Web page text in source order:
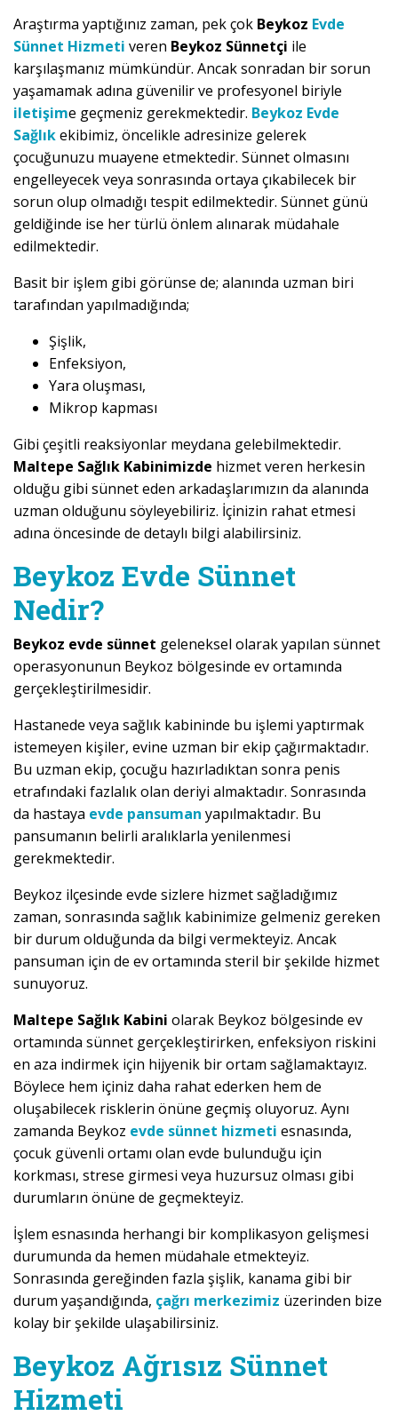
Araştırma yaptığınız zaman, pek çok Beykoz Evde
Sünnet Hizmeti veren Beykoz Sünnetçi ile
karşılaşmanız mümkündür. Ancak sonradan bir sorun
yaşamamak adına güvenilir ve profesyonel biriyle
iletişime geçmeniz gerekmektedir. Beykoz Evde
Sağlıkekibimiz, öncelikle adresinize gelerek
çocuğunuzu muayene etmektedir. Sünnet olmasını
engelleyecek veya sonrasında ortaya çıkabilecek bir
sorun olup olmadığı tespit edilmektedir. Sünnet günü
geldiğinde ise her türlü önlem alınarak müdahale
edilmektedir.
Basit bir işlem gibi görünse de; alanında uzman biri
tarafından yapılmadığında;
Şişlik,
Enfeksiyon,
Yara oluşması,
Mikrop kapması
Gibi çeşitli reaksiyonlar meydana gelebilmektedir.
Maltepe Sağlık Kabinimizde hizmet veren herkesin
olduğu gibi sünnet eden arkadaşlarımızın da alanında
uzman olduğunu söyleyebiliriz. İçinizin rahat etmesi
adına öncesinde de detaylı bilgi alabilirsiniz.
Beykoz Evde Sünnet
Nedir?
Beykoz evde sünnet geleneksel olarak yapılan sünnet
operasyonunun Beykoz bölgesinde ev ortamında
gerçekleştirilmesidir.
Hastanede veya sağlık kabininde bu işlemi yaptırmak
istemeyen kişiler, evine uzman bir ekip çağırmaktadır.
Bu uzman ekip, çocuğu hazırladıktan sonra penis
etrafındaki fazlalık olan deriyi almaktadır. Sonrasında
da hastaya evde pansuman yapılmaktadır. Bu
pansumanın belirli aralıklarla yenilenmesi
gerekmektedir.
Beykoz ilçesinde evde sizlere hizmet sağladığımız
zaman, sonrasında sağlık kabinimize gelmeniz gereken
bir durum olduğunda da bilgi vermekteyiz. Ancak
pansuman için de ev ortamında steril bir şekilde hizmet
sunuyoruz.
Maltepe Sağlık Kabini olarak Beykoz bölgesinde ev
ortamında sünnet gerçekleştirirken, enfeksiyon riskini
en aza indirmek için hijyenik bir ortam sağlamaktayız.
Böylece hem içiniz daha rahat ederken hem de
oluşabilecek risklerin önüne geçmiş oluyoruz. Aynı
zamanda Beykoz evde sünnet hizmeti esnasında,
çocuk güvenli ortamı olan evde bulunduğu için
korkması, strese girmesi veya huzursuz olması gibi
durumların önüne de geçmekteyiz.
İşlem esnasında herhangi bir komplikasyon gelişmesi
durumunda da hemen müdahale etmekteyiz.
Sonrasında gereğinden fazla şişlik, kanama gibi bir
durum yaşandığında, çağrı merkezimiz üzerinden bize
kolay bir şekilde ulaşabilirsiniz.
Beykoz Ağrısız Sünnet
Hizmeti